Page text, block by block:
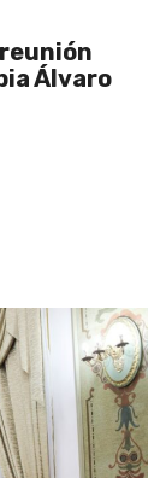
Álvaro